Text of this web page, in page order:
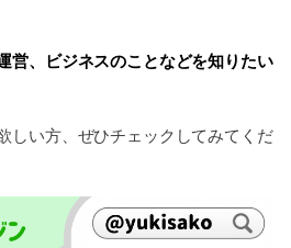
営、ビジネスのことなどを知りたい
しい方、ぜひチェックしてみてくだ